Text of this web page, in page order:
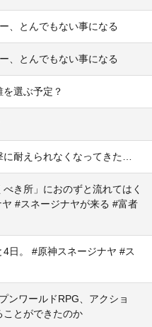
、とんでもない事になる
、とんでもない事になる
を選ぶ予定？
に耐えられなくなってきた…
き所」におのずと流れてはく
#スネージナヤが来る #富者
4日。 #原神スネージナヤ #ス
ンワールドRPG、アクショ
ことができたのか